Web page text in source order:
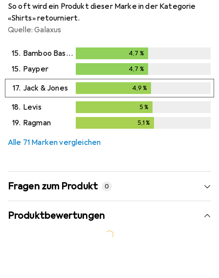
So oft wird ein Produkt dieser Marke in der Kategorie
«Shirts» retourniert.
Quelle: Galaxus
15. Bamboo Basics 4,7 %
15. Payper 4,7 %
17. Jack & Jones 4,9 %
18. Levis 5 %
19. Ragman 5,1 %
Alle 71 Marken vergleichen
Fragen zum Produkt 0
Produktbewertungen